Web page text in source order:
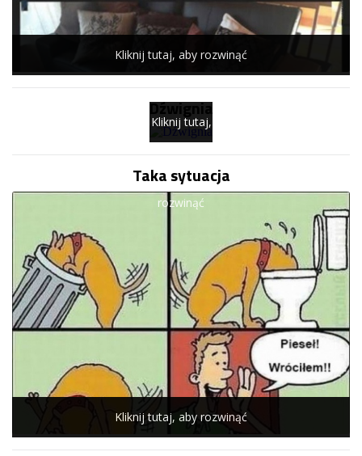
Kliknij tutaj, aby rozwinąć
Dźwignia
Kliknij tutaj,
rozwinąć
Taka sytuacja
Kliknij tutaj, aby rozwinąć